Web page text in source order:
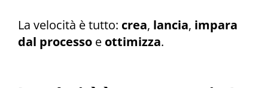
La velocità è tutto: crea, lancia, impara
dal processo e ottimizza.